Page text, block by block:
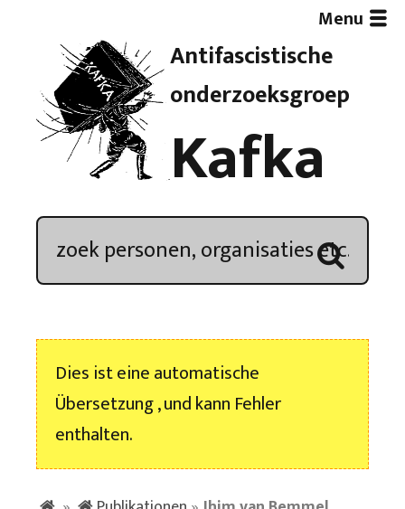
Antifascistische
onderzoeksgroep
Kafka
Menu
Artikelen
Demonstratieoverzicht
Kroniek
Nieuwsbrief
Dies ist eine automatische
Übersetzung , und kann Fehler
enthalten.